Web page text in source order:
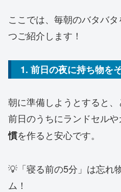
ここでは、毎朝のバタバ
つご紹介します！
1. 前日の夜に持ち物を
朝に準備しようとすると、
前日のうちにランドセルや
慣を作ると安心です。
💡「寝る前の5分」は忘れ
ム！